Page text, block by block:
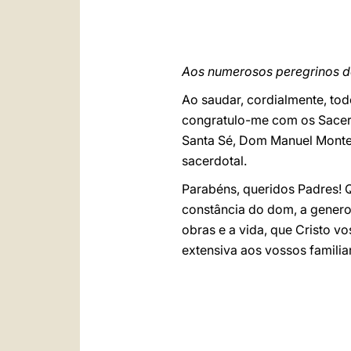
Aos numerosos peregrinos
Ao saudar, cordialmente,
congratulo-me com os
Santa Sé, Dom Manuel
sacerdotal.
Parabéns, queridos Padres!
constância do dom, a
obras e a vida, que Cristo
extensiva aos vossos